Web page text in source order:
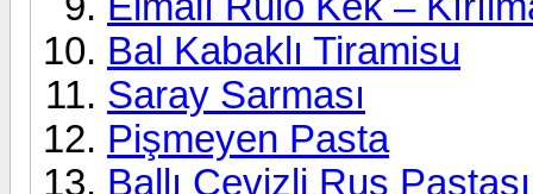
Bal Kabaklı Tiramisu
Saray Sarması
Pişmeyen Pasta
Ballı Cevizli Rus Pastası